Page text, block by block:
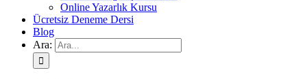
Online Yazarlık Kursu
Ücretsiz Deneme Dersi
Blog
Ara: